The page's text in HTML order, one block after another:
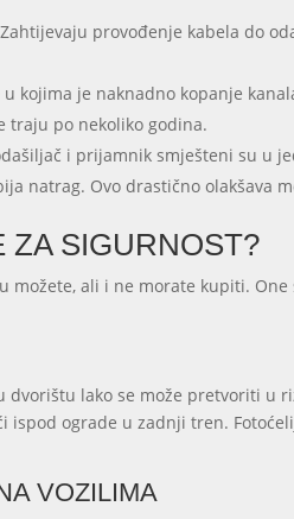
provođenje kabela do
kojima je naknadno kopanje
traju po nekoliko godina.
i prijamnik smješteni su u
natrag. Ovo drastično olakšava
ZA SIGURNOST?
možete, ali i ne morate kupiti.
dvorištu lako se može pretvoriti
ispod ograde u zadnji tren.
VOZILIMA